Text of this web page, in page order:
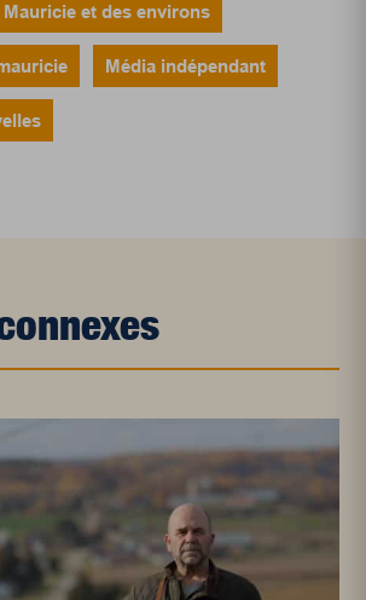
Mauricie et des environs
Média indépendant